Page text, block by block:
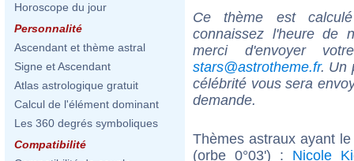
Horoscope du jour
Personnalité
Ascendant et thème astral
Signe et Ascendant
Atlas astrologique gratuit
Calcul de l'élément dominant
Les 360 degrés symboliques
Compatibilité
Ce thème est
connaissez l'heure de
merci d'envoyer
stars@astrotheme.fr. Un
célébrité vous sera
demande.
Thèmes astraux ayant
(orbe 0°03') : Nicole